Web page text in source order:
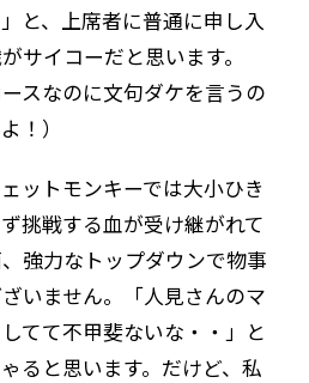
と、上席者に普通に申し入
サイコーだと思います。
スなのに文句ダケを言うの
！）
ットモンキーでは大小ひき
挑戦する血が受け継がれて
強力なトップダウンで物事
いません。「人見さんのマ
てて不甲斐ないな・・」と
ると思います。だけど、私